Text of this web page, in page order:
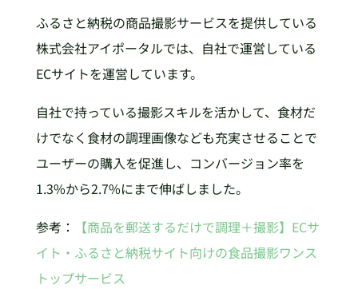
ふるさと納税の商品撮影サービスを提供している
株式会社アイポータルでは、自社で運営している
ECサイトを運営しています。
自社で持っている撮影スキルを活かして、食材だ
けでなく食材の調理画像なども充実させることで
ユーザーの購入を促進し、コンバージョン率を
1.3%から2.7%にまで伸ばしました。
参考：
【商品を郵送するだけで調理＋撮影】ECサ
イト・ふるさと納税サイト向けの食品撮影ワンス
トップサービス